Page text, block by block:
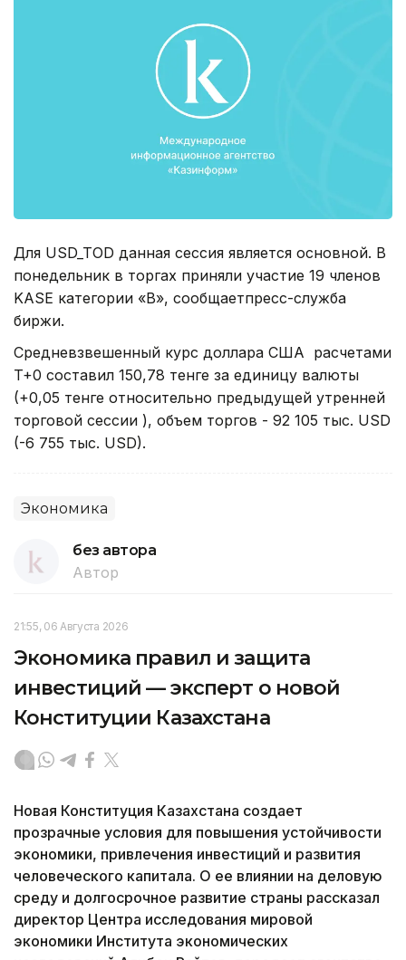
Для USD_TOD данная сессия является основной. В
понедельник в торгах приняли участие 19 членов
KASE категории «B», сообщаетпресс-служба
биржи.
Средневзвешенный курс доллара США расчетами
T+0 составил 150,78 тенге за единицу валюты
(+0,05 тенге относительно предыдущей утренней
торговой сессии ), объем торгов - 92 105 тыс. USD
(-6 755 тыс. USD).
Экономика
без автора
Автор
21:55, 06 Августа 2026
Экономика правил и защита
инвестиций — эксперт о новой
Конституции Казахстана
Новая Конституция Казахстана создает
прозрачные условия для повышения устойчивости
экономики, привлечения инвестиций и развития
человеческого капитала. О ее влиянии на деловую
среду и долгосрочное развитие страны рассказал
директор Центра исследования мировой
экономики Института экономических